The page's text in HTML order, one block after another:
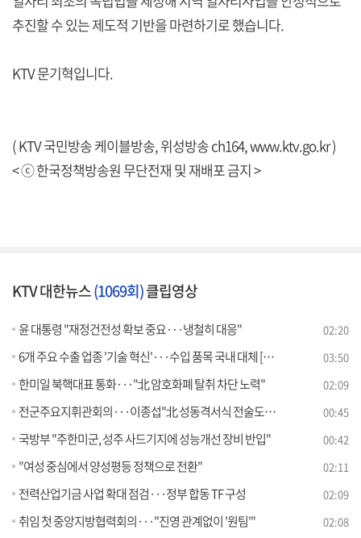
추진할 수 있는 제도적 기반을 마련하기로 했습니다.
KTV 문기혁입니다.
( KTV 국민방송 케이블방송, 위성방송 ch164,www.ktv.go.kr)
< ⓒ 한국정책방송원 무단전재 및 재배포 금지 >
KTV 대한뉴스(1069회)클립영상
윤 대통령 "재정건전성 확보 중요···냉철히 대응" 02:20
6개 주요 수출 업종 '기술 혁신'···수입 품목 국내 대체 [뉴스의 맥] 03:50
한미일 북핵대표 통화···"北 암호화폐 탈취 차단 노력" 02:09
전군주요지휘관회의···이종섭"北 성동격서식 전술도발 대비" 00:45
국방부 "주한미군, 성주 사드기지에 성능개선 장비 반입" 00:42
"여성 중심에서 양성평등 정책으로 전환" 02:11
전력산업기금 사업 확대 점검···정부 합동 TF 구성 02:09
취임 첫 중앙지방협력회의···"진영 관계없이 '원팀'" 02:08